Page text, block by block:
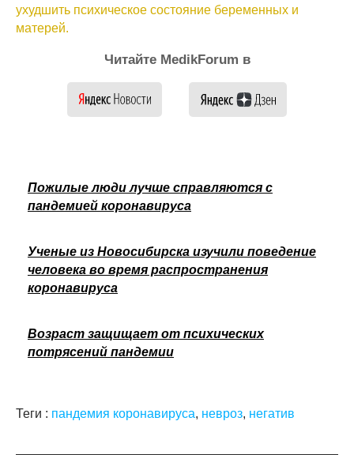
ухудшить психическое состояние беременных и
матерей.
Читайте MedikForum в
Пожилые люди лучше справляются с
пандемией коронавируса
Ученые из Новосибирска изучили поведение
человека во время распространения
коронавируса
Возраст защищает от психических
потрясений пандемии
Теги : пандемия коронавируса, невроз, негатив